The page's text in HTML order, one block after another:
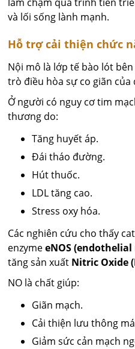
và lối sống lành mạnh.
Hỗ trợ cải thiện chức
Nội mô là lớp tế bào lót
trò điều hòa sự co giãn của
Ở người có nguy cơ tim
thương do:
Tăng huyết áp.
Đái tháo đường.
Hút thuốc.
LDL tăng cao.
Stress oxy hóa.
Các nghiên cứu cho thấy
enzymeeNOS
tăng sản xuất Nitric Oxide
NO là chất giúp:
Giãn mạch.
Cải thiện lưu thông
Giảm sức cản mạch